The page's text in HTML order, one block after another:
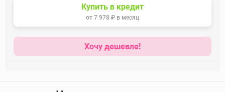
Купить в кредит
от 7 978 ₽ в месяц
Хочу дешевле!